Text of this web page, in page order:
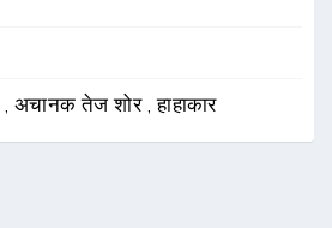
,अचानक तेज शोर ,हाहाकार